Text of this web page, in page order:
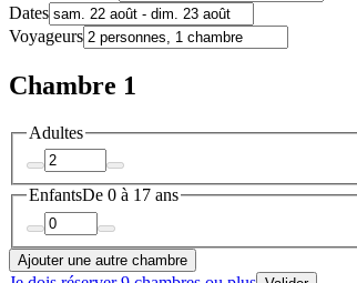
Dates
Voyageurs
Chambre 1
Adultes
EnfantsDe 0 à 17 ans
Ajouter une autre chambre